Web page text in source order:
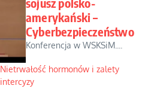
amerykański –
Cyberbezpieczeństwo
Konferencja w WSKSiM....
Nietrwałość hormonów i zalety
intercyzy